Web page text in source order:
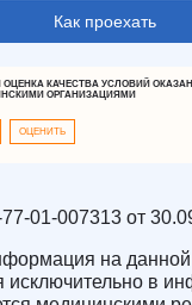
Как проехать
КАЧЕСТВА УСЛОВИЙ
ОРГАНИЗАЦИЯМИ
ОЦЕНИТЬ
01-007313 от
на данной
исключительно в